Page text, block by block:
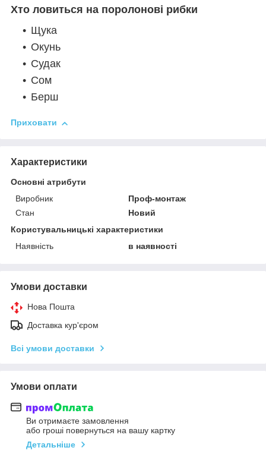
Хто ловиться на поролонові рибки
Щука
Окунь
Судак
Сом
Берш
Приховати
Характеристики
Основні атрибути
Виробник
Проф-монтаж
Стан
Новий
Користувальницькі характеристики
Наявність
в наявності
Умови доставки
Нова Пошта
Доставка кур'єром
Всі умови доставки
Умови оплати
Ви отримаєте замовлення
або гроші повернуться на вашу картку
Детальніше